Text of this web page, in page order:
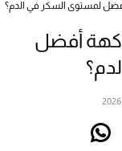
أفضل لمستوى السكر في الدم؟
أفضل